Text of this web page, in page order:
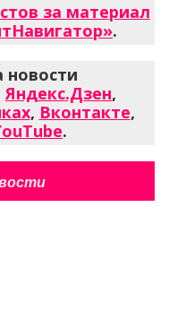
за материал
.
новости
Яндекс.Дзен,
, Вконтакте,
.